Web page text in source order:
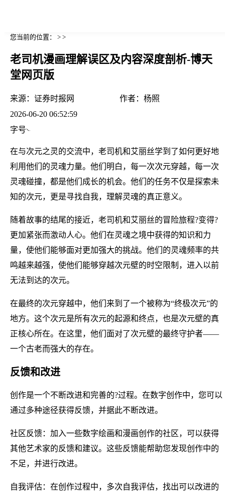
您当前的位置： > >
老司机漫画理解误区及内容深度剖析-博天
堂网页版
来源： 证券时报网 作者： 杨照
2026-06-20 06:52:59
字号
在与次元之灵的交流中，老司机和艾丽丝学到了如何更好地
利用他们的灵魂力量。他们明白，每一次次元穿越，每一次
灵魂碰撞，都是他们成长的机会。他们的任务不仅是探索未
知的次元，更是寻找自我，理解灵魂的真正意义。
随着故事的结尾的接近，老司机和艾丽丝的冒险旅程?变得?
更加紧张而激动人心。他们在灵魂之境中获得的知识和力
量，使他们能够面对更加强大的挑战。他们的灵魂频率的共
鸣越来越强，使他们能够穿越次元壁的时空限制，进入以前
无法到达的次元。
在最终的次元穿越中，他们来到了一个被称为“终极次元”的
地方。这个次元是所有次元的起源和终点，也是次元壁的真
正核心所在。在这里，他们面对了次元壁的最终守护者——
一个古老而强大的存在。
反馈和改进
创作是一个不断改进和完善的?过程。在数字创作中，您可以
通过多种途径获得反馈，并据此不断改进。
社区反馈：加入一些数字绘画和漫画创作的社区，可以获得
其他艺术家的反馈和建议。这些反馈能帮助您发现创作中的
不足，并进行改进。
自我评估：在创作过程中，多次自我评估，找出可以改进的